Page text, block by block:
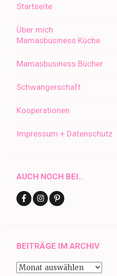
Startseite
Über mich
Mamasbusiness Küche
Mamasbusiness Bücher
Schwangerschaft
Kooperationen
Impressum + Datenschutz
AUCH NOCH BEI..
BEITRÄGE IM ARCHIV
Beiträge